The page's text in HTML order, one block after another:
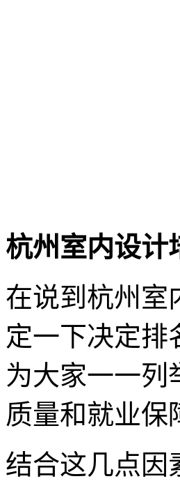
杭州室内设计
在说到杭州室
定一下决定排
为大家一一列
质量和就业保
结合这几点因